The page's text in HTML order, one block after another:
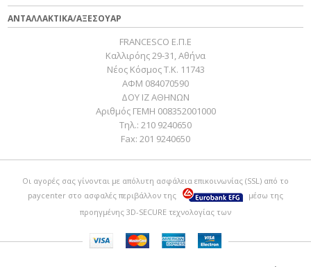
D9004464092
ΑΝΤΑΛΛΑΚΤΙΚΑ/ΑΞΕΣΟΥΑΡ
FRANCESCO Ε.Π.Ε
Καλλιρόης 29-31, Αθήνα
Νέος Κόσμος Τ.Κ. 11743
ΑΦΜ 084070590
ΔΟΥ ΙΖ ΑΘΗΝΩΝ
Αριθμός ΓΕΜΗ 008352001000
Τηλ.: 210 9240650
Fax: 201 9240650
Οι αγορές σας γίνονται με απόλυτη ασφάλεια επικοινωνίας (SSL) από το
paycenter στο ασφαλές περιβάλλον της
μέσω της
προηγμένης 3D-SECURE τεχνολογίας των